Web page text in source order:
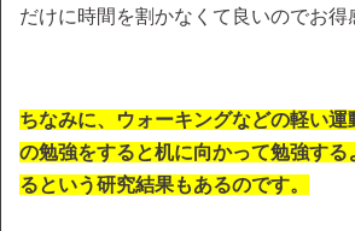
だけに時間を割かなくて良いのでお得
ちなみに、ウォーキングなどの軽い
の勉強をすると机に向かって勉強する
るという研究結果もあるのです。